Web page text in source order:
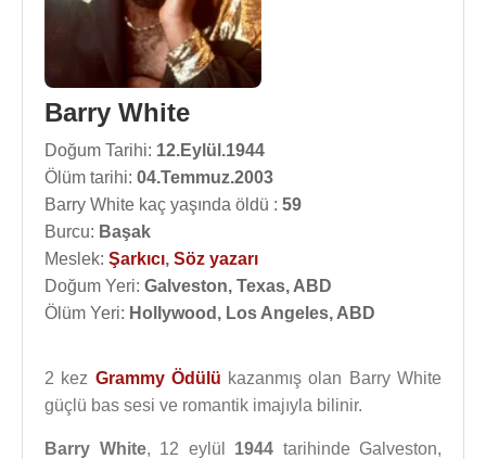
Barry White
Doğum Tarihi: 12.Eylül.1944
Ölüm tarihi: 04.Temmuz.2003
Barry White kaç yaşında öldü : 59
Burcu: Başak
Meslek: Şarkıcı, Söz yazarı
Doğum Yeri: Galveston, Texas, ABD
Ölüm Yeri: Hollywood, Los Angeles, ABD
2 kez Grammy Ödülü kazanmış olan Barry White
güçlü bas sesi ve romantik imajıyla bilinir.
Barry White, 12 eylül 1944 tarihinde Galveston,